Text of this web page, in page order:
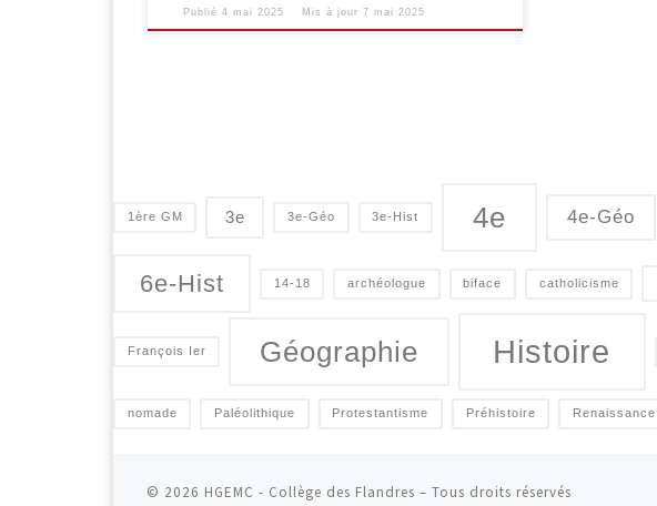
Publié 4 mai 2025 Mis à jour 7 mai 2025
1ère GM 3e 3e-Géo 3e-Hist 4e 4e-Géo
6e-Hist 14-18 archéologue biface catholicisme
François Ier Géographie Histoire
nomade Paléolithique Protestantisme Préhistoire Renaissance
© 2026 HGEMC - Collège des Flandres – Tous droits réservés